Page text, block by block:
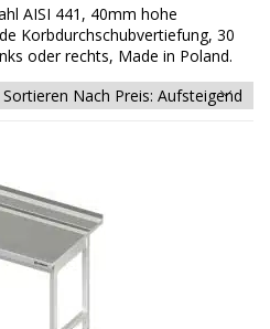
AISI 441, 40mm hohe
Korbdurchschubvertiefung, 30
oder rechts, Made in Poland.